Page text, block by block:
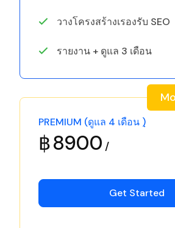
วางโครงสร้างเรองรับ SEO
รายงาน + ดูแล 3 เดือน
PREMIUM (ดูแล 4 เดือน )ฺ
฿8900
Get Started